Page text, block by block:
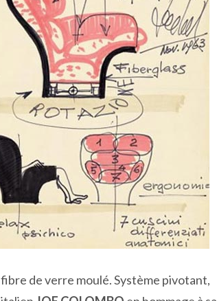
de verre moulé. Système pivotant,